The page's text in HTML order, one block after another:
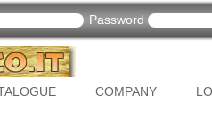
Password
COMPANY